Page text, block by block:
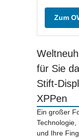
Zum
für Sie
Stift-
XPPen
Ein großer
und Ihre